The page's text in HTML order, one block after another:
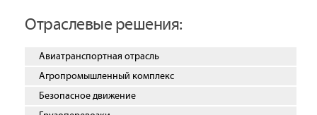
Отраслевые решения:
Авиатранспортная отрасль
Агропромышленный комплекс
Безопасное движение